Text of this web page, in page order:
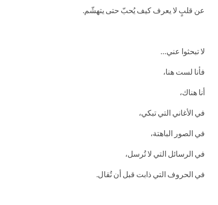
عن قلبٍ لا يعرف كيف يُحبّ حتى يتهشّم.
لا تبحثوا عني…
فأنا لست هنا،
أنا هناك،
في الأغاني التي تبكي،
في الصور الباهتة،
في الرسائل التي لا تُرسل،
في الحروف التي ذابت قبل أن تُقال.